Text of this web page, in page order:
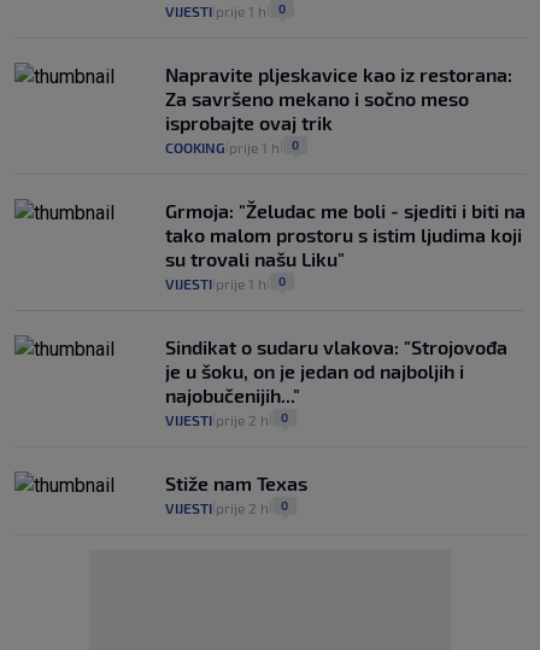
VIJESTI prije 1 h 0
Napravite pljeskavice kao iz restorana:
Za savršeno mekano i sočno meso
isprobajte ovaj trik
COOKING prije 1 h 0
Grmoja: "Želudac me boli - sjediti i biti na
tako malom prostoru s istim ljudima koji
su trovali našu Liku"
VIJESTI prije 1 h 0
Sindikat o sudaru vlakova: "Strojovođa
je u šoku, on je jedan od najboljih i
najobučenijih..."
VIJESTI prije 2 h 0
Stiže nam Texas
VIJESTI prije 2 h 0